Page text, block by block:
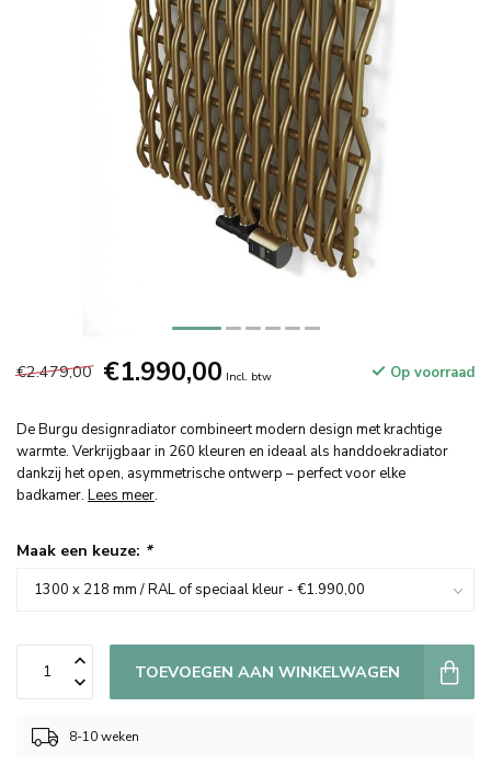
€2.479,00 €1.990,00 Incl. btw Op voorraad
De Burgu designradiator combineert modern design met krachtige
warmte. Verkrijgbaar in 260 kleuren en ideaal als handdoekradiator
dankzij het open, asymmetrische ontwerp – perfect voor elke
badkamer. Lees meer.
Maak een keuze: *
TOEVOEGEN AAN WINKELWAGEN
8-10 weken